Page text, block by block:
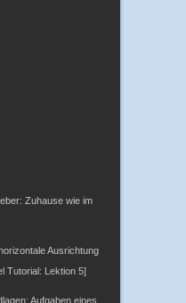
Zuhause wie im
Ausrichtung
Tutorial: Lektion 5]
Aufgaben eines